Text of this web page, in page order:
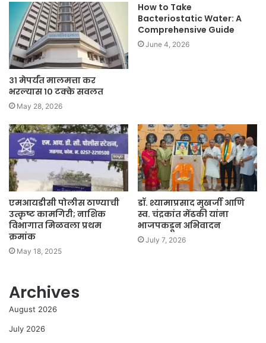
३१ मेपर्यंत मालमत्ता कर
भरल्यास १० टक्के सवलत
May 28, 2026
How to Take
Bacteriostatic Water: A
Comprehensive Guide
June 4, 2026
एमआयडीसी पोलीस ठाण्याची
उत्कृष्ट कामगिरी; नाशिक
विभागात मिळवला प्रथम
क्रमांक
May 18, 2025
डॉ. श्यामाप्रसाद मुखर्जी आणि
स्व. चंद्रकांत मेंढकी यांना
भाजपकडून अभिवादन
July 7, 2026
Archives
August 2026
July 2026